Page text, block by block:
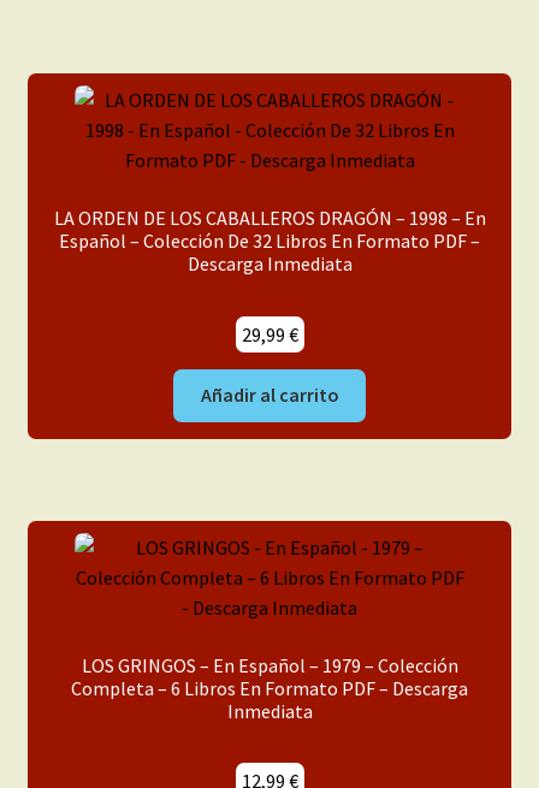
LA ORDEN DE LOS CABALLEROS DRAGÓN – 1998 – En
Español – Colección De 32 Libros En Formato PDF –
Descarga Inmediata
29,99 €
Añadir al carrito
LOS GRINGOS – En Español – 1979 – Colección
Completa – 6 Libros En Formato PDF – Descarga
Inmediata
12,99 €